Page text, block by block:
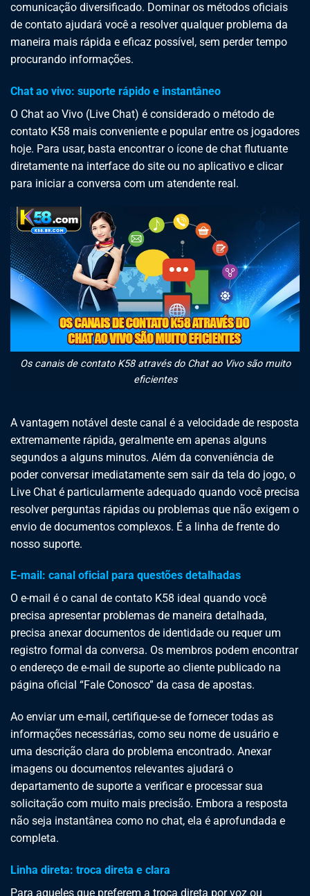
comunicação diversificado. Dominar os métodos oficiais
de contato ajudará você a resolver qualquer problema da
maneira mais rápida e eficaz possível, sem perder tempo
procurando informações.
Chat ao vivo: suporte rápido e instantâneo
O Chat ao Vivo (Live Chat) é considerado o método de
contato K58 mais conveniente e popular entre os jogadores
hoje. Para usar, basta encontrar o ícone de chat flutuante
diretamente na interface do site ou no aplicativo e clicar
para iniciar a conversa com um atendente real.
Os canais de contato K58 através do Chat ao Vivo são muito
eficientes
A vantagem notável deste canal é a velocidade de resposta
extremamente rápida, geralmente em apenas alguns
segundos a alguns minutos. Além da conveniência de
poder conversar imediatamente sem sair da tela do jogo, o
Live Chat é particularmente adequado quando você precisa
resolver perguntas rápidas ou problemas que não exigem o
envio de documentos complexos. É a linha de frente do
nosso suporte.
E-mail: canal oficial para questões detalhadas
O e-mail é o canal de contato K58 ideal quando você
precisa apresentar problemas de maneira detalhada,
precisa anexar documentos de identidade ou requer um
registro formal da conversa. Os membros podem encontrar
o endereço de e-mail de suporte ao cliente publicado na
página oficial “Fale Conosco” da casa de apostas.
Ao enviar um e-mail, certifique-se de fornecer todas as
informações necessárias, como seu nome de usuário e
uma descrição clara do problema encontrado. Anexar
imagens ou documentos relevantes ajudará o
departamento de suporte a verificar e processar sua
solicitação com muito mais precisão. Embora a resposta
não seja instantânea como no chat, ela é aprofundada e
completa.
Linha direta: troca direta e clara
Para aqueles que preferem a troca direta por voz ou